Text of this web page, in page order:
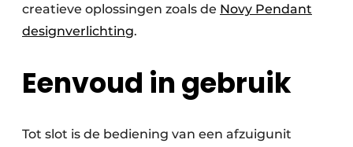
creatieve oplossingen zoals de Novy Pendant
designverlichting.
Eenvoud in gebruik
Tot slot is de bediening van een afzuigunit